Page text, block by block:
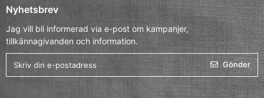
Nyhetsbrev
Jag vill bli informerad via e-post om kampanjer,
tillkännagivanden och information.
Gönder